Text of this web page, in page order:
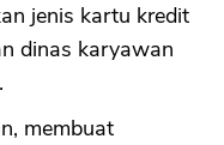
jenis kartu kredit
dinas karyawan
membuat